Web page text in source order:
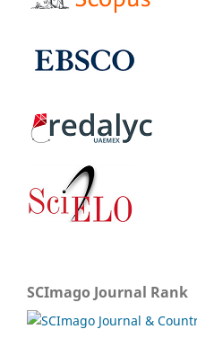
SCImago Journal Rank